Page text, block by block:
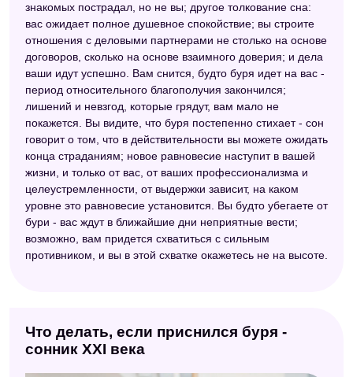
знакомых пострадал, но не вы; другое толкование сна:
вас ожидает полное душевное спокойствие; вы строите
отношения с деловыми партнерами не столько на основе
договоров, сколько на основе взаимного доверия; и дела
ваши идут успешно. Вам снится, будто буря идет на вас -
период относительного благополучия закончился;
лишений и невзгод, которые грядут, вам мало не
покажется. Вы видите, что буря постепенно стихает - сон
говорит о том, что в действительности вы можете ожидать
конца страданиям; новое равновесие наступит в вашей
жизни, и только от вас, от ваших профессионализма и
целеустремленности, от выдержки зависит, на каком
уровне это равновесие установится. Вы будто убегаете от
бури - вас ждут в ближайшие дни неприятные вести;
возможно, вам придется схватиться с сильным
противником, и вы в этой схватке окажетесь не на высоте.
Что делать, если приснился буря -
сонник XXI века